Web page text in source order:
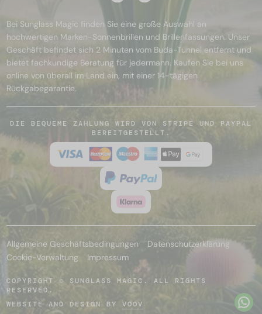
Bei Sunglass Magic finden Sie eine große Auswahl an
hochwertigen Marken-Sonnenbrillen und Brillenfassungen. Unser
Geschäft befindet sich 2 Minuten vom Buda-Tunnel entfernt und
bietet fachkundige Beratung für jedermann. Kaufen Sie bei uns
online von überall im Land ein, mit einer 14-tägigen
Rückgabegarantie.
DIE BEQUEME ZAHLUNG WIRD VON STRIPE UND PAYPAL
BEREITGESTELLT.
Allgemeine Geschäftsbedingungen
Datenschutzerklärung
Cookie-Verwaltung
Impressum
COPYRIGHT © SUNGLASS MAGIC. ALL RIGHTS
RESERVED.
WEBSITE AND DESIGN BY VOOV